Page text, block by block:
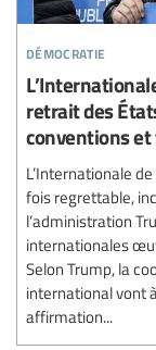
démocratie
retrait des
conventions
L’Internationale
fois regrettable,
l’administration
internationales
Selon Trump, la
international vont
affirmation...